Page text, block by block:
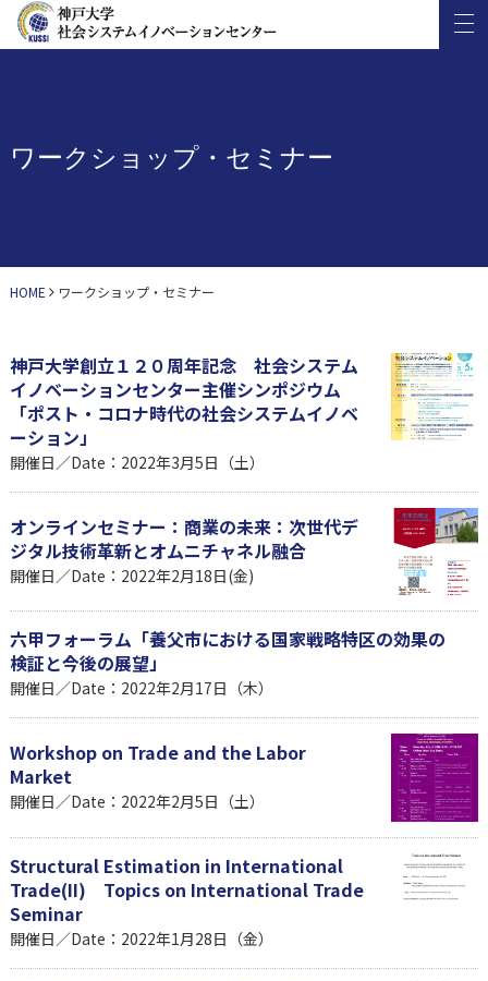
ワークショップ・セミナー
HOME ワークショップ・セミナー
神戸大学創立１２０周年記念 社会システム
イノベーションセンター主催シンポジウム
「ポスト・コロナ時代の社会システムイノベ
ーション」
開催日／Date：2022年3月5日（土）
オンラインセミナー：商業の未来：次世代デ
ジタル技術革新とオムニチャネル融合
開催日／Date：2022年2月18日(金)
六甲フォーラム「養父市における国家戦略特区の効果の
検証と今後の展望」
開催日／Date：2022年2月17日（木）
Workshop on Trade and the Labor
Market
開催日／Date：2022年2月5日（土）
Structural Estimation in International
Trade(II) Topics on International Trade
Seminar
開催日／Date：2022年1月28日（金）